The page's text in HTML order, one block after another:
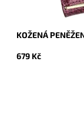
KOŽENÁ
679 Kč